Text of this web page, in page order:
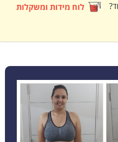
לוח מידות ומשקלות